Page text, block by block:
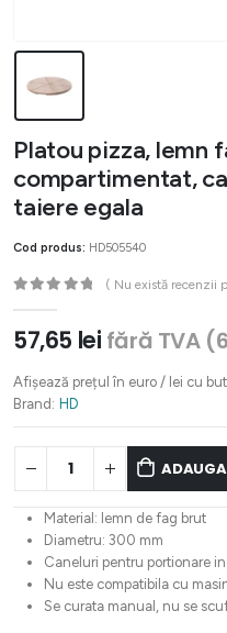
Platou pizza, lemn
compartimentat,
taiere egala
Cod produs: HD505540
( Nu există recenzii
57,65 lei fără TVA (
Afișează prețul în euro / lei cu
Brand: HD
Material: lemn de fag brut
Diametru: 300 mm
Caneluri pentru portionare
Nu este compatibila cu
Se curata manual, nu se